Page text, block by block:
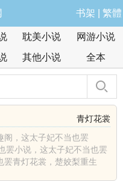
书架 繁體
耽美小说
网游小说
其他小说 全本
青灯花裳
阁，这太子妃不当也罢
罢小说，这太子妃不当也罢
罢青灯花裳，楚姣梨重生